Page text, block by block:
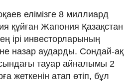
елімізге 8 миллиард
құйған Жапония Қазақстан
ірі инвесторларының
назар аударды. Сондай-ақ
тауар айналымы 2
жеткенін атап өтіп, бұл